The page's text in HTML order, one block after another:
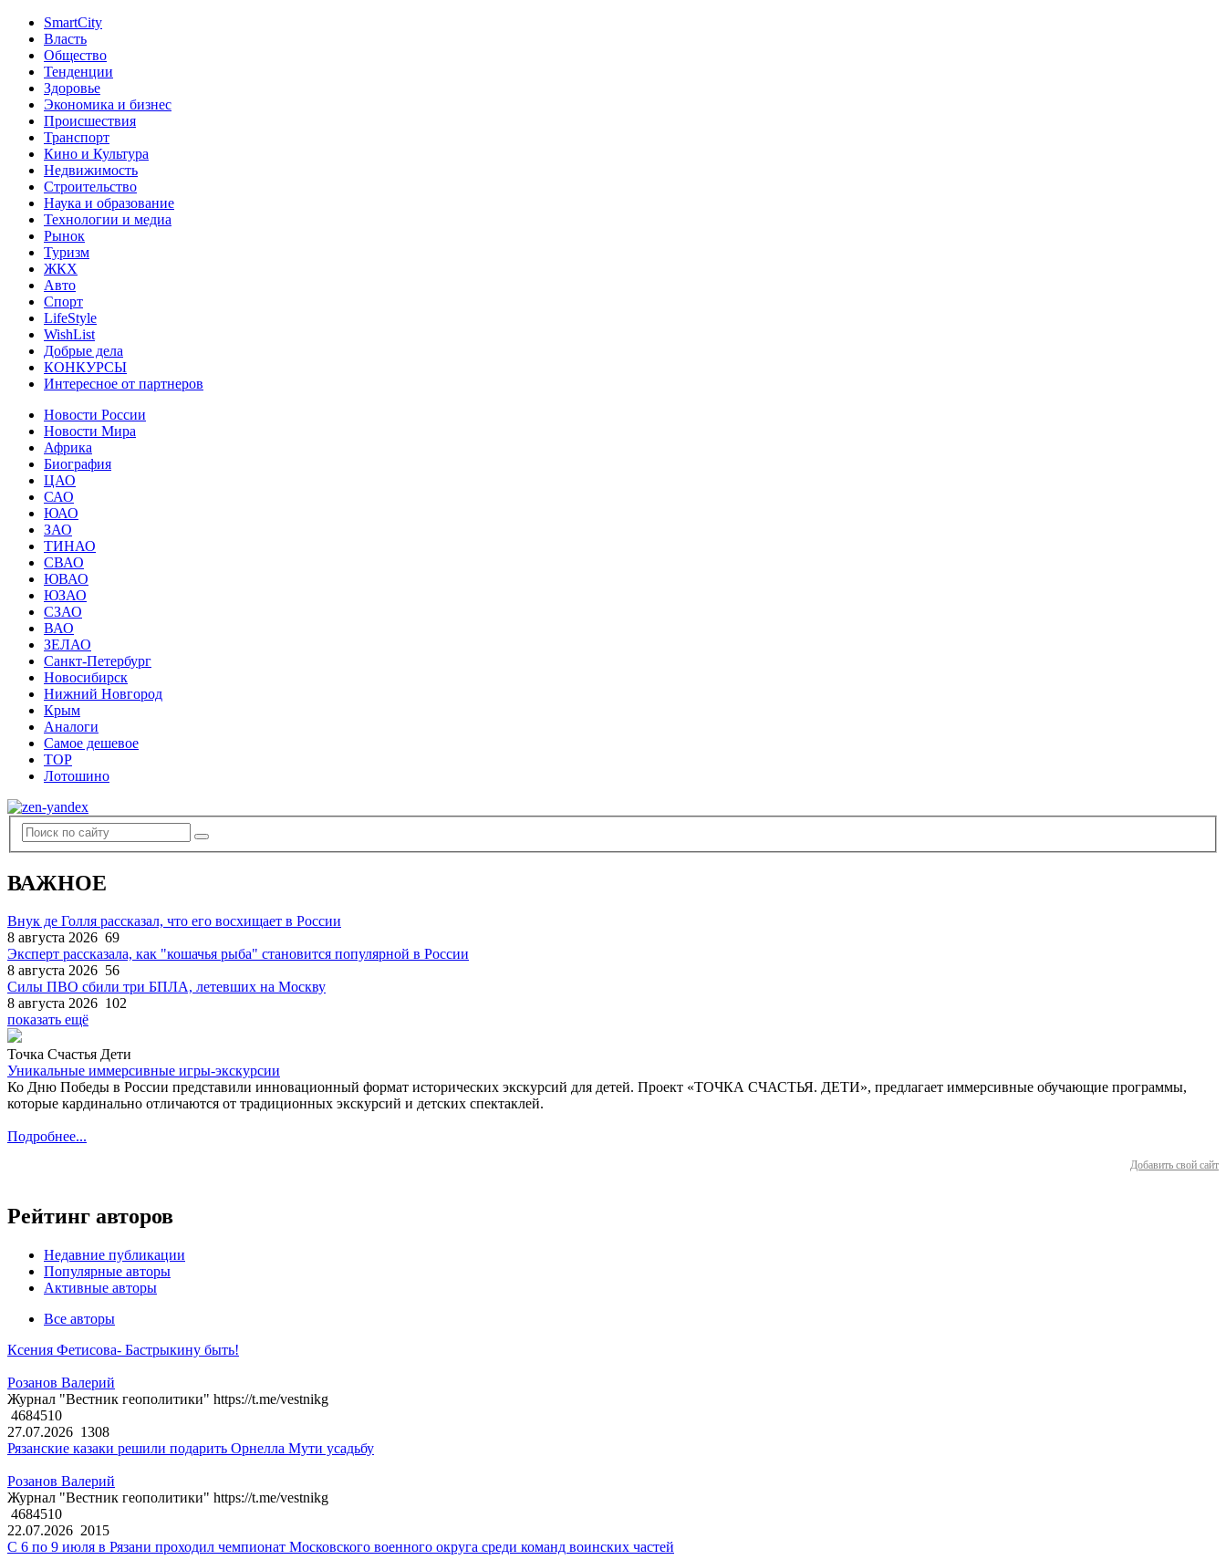
SmartCity
Власть
Общество
Тенденции
Здоровье
Экономика и бизнес
Происшествия
Транспорт
Кино и Культура
Недвижимость
Строительство
Наука и образование
Технологии и медиа
Рынок
Туризм
ЖКХ
Авто
Спорт
LifeStyle
WishList
Добрые дела
КОНКУРСЫ
Интересное от партнеров
Новости России
Новости Мира
Африка
Биография
ЦАО
САО
ЮАО
ЗАО
ТИНАО
СВАО
ЮВАО
ЮЗАО
СЗАО
ВАО
ЗЕЛАО
Санкт-Петербург
Новосибирск
Нижний Новгород
Крым
Аналоги
Самое дешевое
TOP
Лотошино
ВАЖНОЕ
Внук де Голля рассказал, что его восхищает в России
8 августа 2026 69
Эксперт рассказала, как "кошачья рыба" становится популярной в России
8 августа 2026 56
Силы ПВО сбили три БПЛА, летевших на Москву
8 августа 2026 102
показать ещё
Точка Счастья Дети
Уникальные иммерсивные игры-экскурсии
Ко Дню Победы в России представили инновационный формат исторических экскурсий для детей. Проект «ТОЧКА СЧАСТЬЯ. ДЕТИ», предлагает иммерсивные обучающие программы,
которые кардинально отличаются от традиционных экскурсий и детских спектаклей.
Подробнее...
Добавить свой сайт
Рейтинг авторов
Недавние публикации
Популярные авторы
Активные авторы
Все авторы
Ксения Фетисова- Бастрыкину быть!
Розанов Валерий
Журнал "Вестник геополитики" https://t.me/vestnikg
4684510
27.07.2026 1308
Рязанские казаки решили подарить Орнелла Мути усадьбу
Розанов Валерий
Журнал "Вестник геополитики" https://t.me/vestnikg
4684510
22.07.2026 2015
С 6 по 9 июля в Рязани проходил чемпионат Московского военного округа среди команд воинских частей